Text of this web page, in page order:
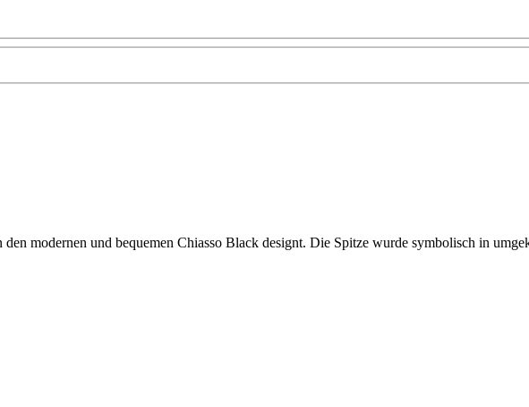
modernen und bequemen Chiasso Black designt. Die Spitze wurde symbolisch in